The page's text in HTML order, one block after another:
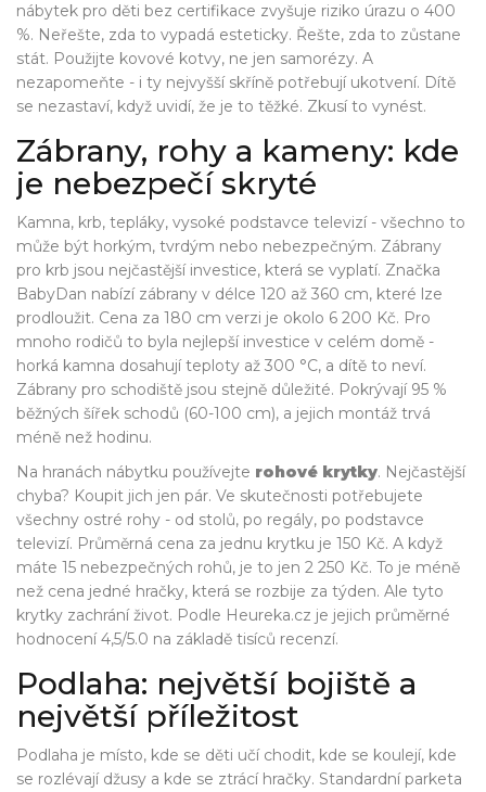
nábytek pro děti bez certifikace zvyšuje riziko úrazu o 400
%. Neřešte, zda to vypadá esteticky. Řešte, zda to zůstane
stát. Použijte kovové kotvy, ne jen samorézy. A
nezapomeňte - i ty nejvyšší skříně potřebují ukotvení. Dítě
se nezastaví, když uvidí, že je to těžké. Zkusí to vynést.
Zábrany, rohy a kameny: kde
je nebezpečí skryté
Kamna, krb, tepláky, vysoké podstavce televizí - všechno to
může být horkým, tvrdým nebo nebezpečným. Zábrany
pro krb jsou nejčastější investice, která se vyplatí. Značka
BabyDan nabízí zábrany v délce 120 až 360 cm, které lze
prodloužit. Cena za 180 cm verzi je okolo 6 200 Kč. Pro
mnoho rodičů to byla nejlepší investice v celém domě -
horká kamna dosahují teploty až 300 °C, a dítě to neví.
Zábrany pro schodiště jsou stejně důležité. Pokrývají 95 %
běžných šířek schodů (60-100 cm), a jejich montáž trvá
méně než hodinu.
Na hranách nábytku používejte rohové krytky. Nejčastější
chyba? Koupit jich jen pár. Ve skutečnosti potřebujete
všechny ostré rohy - od stolů, po regály, po podstavce
televizí. Průměrná cena za jednu krytku je 150 Kč. A když
máte 15 nebezpečných rohů, je to jen 2 250 Kč. To je méně
než cena jedné hračky, která se rozbije za týden. Ale tyto
krytky zachrání život. Podle Heureka.cz je jejich průměrné
hodnocení 4,5/5.0 na základě tisíců recenzí.
Podlaha: největší bojiště a
největší příležitost
Podlaha je místo, kde se děti učí chodit, kde se koulejí, kde
se rozlévají džusy a kde se ztrácí hračky. Standardní parketa